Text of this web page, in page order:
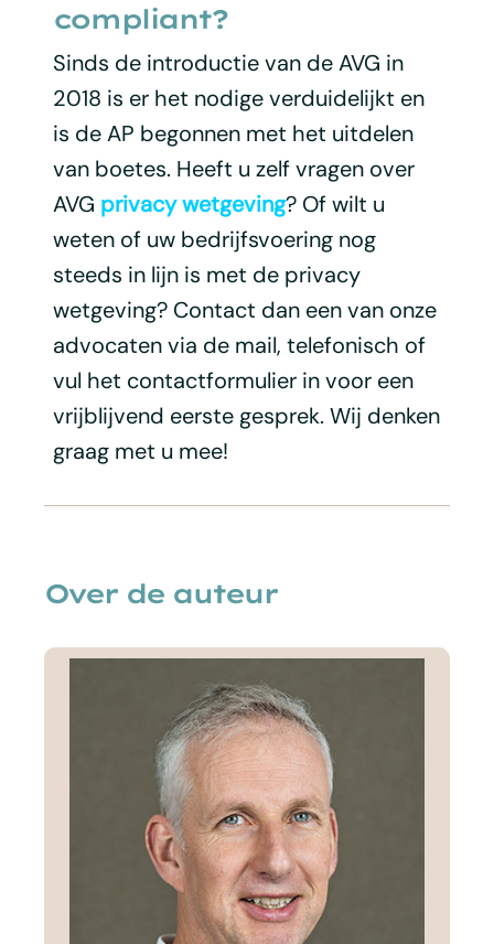
compliant?
Sinds de introductie van de AVG in
2018 is er het nodige verduidelijkt en
is de AP begonnen met het uitdelen
van boetes. Heeft u zelf vragen over
AVG privacy wetgeving? Of wilt u
weten of uw bedrijfsvoering nog
steeds in lijn is met de privacy
wetgeving? Contact dan een van onze
advocaten via de mail, telefonisch of
vul het contactformulier in voor een
vrijblijvend eerste gesprek. Wij denken
graag met u mee!
Over de auteur